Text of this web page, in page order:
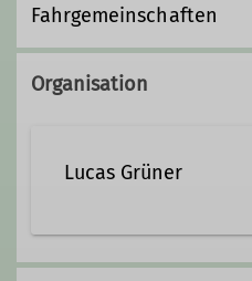
Fahrgemeinschaften
Organisation
Lucas Grüner